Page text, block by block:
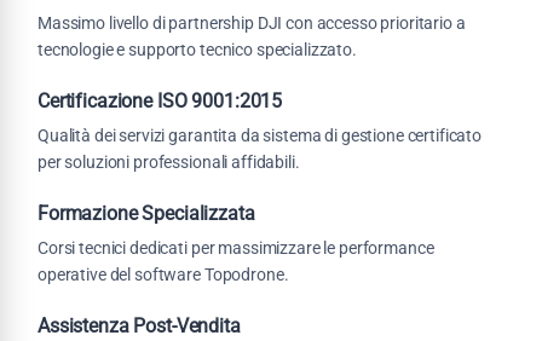
Massimo livello di partnership DJI con accesso prioritario a
tecnologie e supporto tecnico specializzato.
Certificazione ISO 9001:2015
Qualità dei servizi garantita da sistema di gestione certificato
per soluzioni professionali affidabili.
Formazione Specializzata
Corsi tecnici dedicati per massimizzare le performance
operative del software Topodrone.
Assistenza Post-Vendita